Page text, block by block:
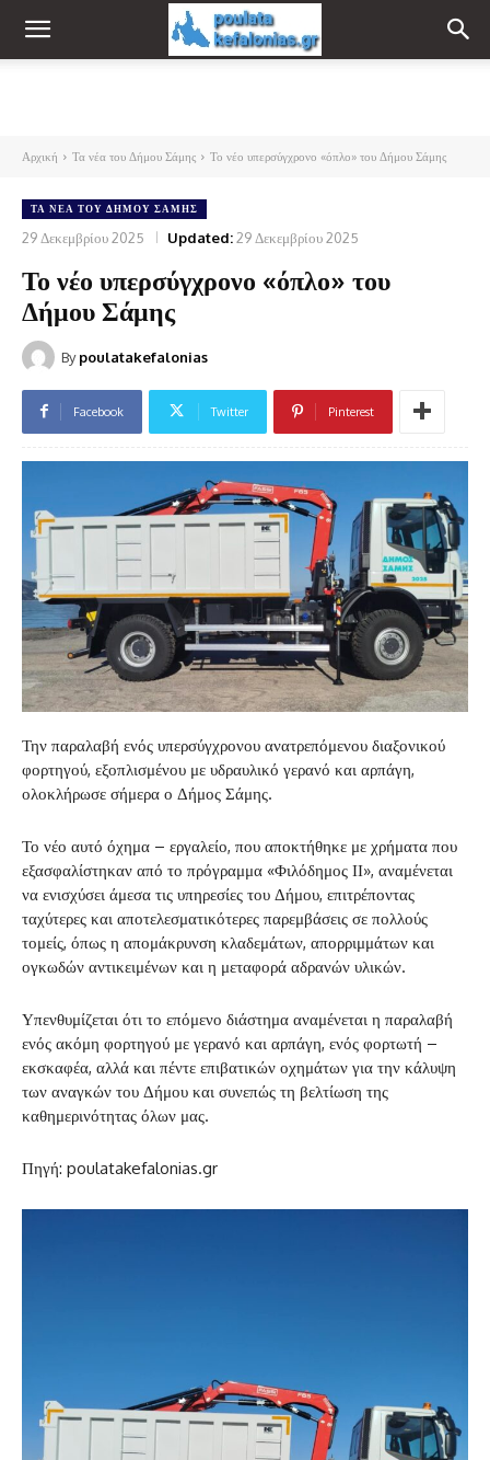
Αρχική Τα νέα του Δήμου Σάμης Το νέο υπερσύγχρονο «όπλο» του Δήμου Σάμης
ΤΑ ΝΈΑ ΤΟΥ ΔΉΜΟΥ ΣΆΜΗΣ
29 Δεκεμβρίου 2025 Updated:29 Δεκεμβρίου 2025
Το νέο υπερσύγχρονο «όπλο» του
Δήμου Σάμης
By poulatakefalonias
Facebook Twitter Pinterest
Την παραλαβή ενός υπερσύγχρονου ανατρεπόμενου διαξονικού
φορτηγού, εξοπλισμένου με υδραυλικό γερανό και αρπάγη,
ολοκλήρωσε σήμερα ο Δήμος Σάμης.
Το νέο αυτό όχημα – εργαλείο, που αποκτήθηκε με χρήματα που
εξασφαλίστηκαν από το πρόγραμμα «Φιλόδημος ΙΙ», αναμένεται
να ενισχύσει άμεσα τις υπηρεσίες του Δήμου, επιτρέποντας
ταχύτερες και αποτελεσματικότερες παρεμβάσεις σε πολλούς
τομείς, όπως η απομάκρυνση κλαδεμάτων, απορριμμάτων και
ογκωδών αντικειμένων και η μεταφορά αδρανών υλικών.
Υπενθυμίζεται ότι το επόμενο διάστημα αναμένεται η παραλαβή
ενός ακόμη φορτηγού με γερανό και αρπάγη, ενός φορτωτή –
εκσκαφέα, αλλά και πέντε επιβατικών οχημάτων για την κάλυψη
των αναγκών του Δήμου και συνεπώς τη βελτίωση της
καθημερινότητας όλων μας.
Πηγή: poulatakefalonias.gr